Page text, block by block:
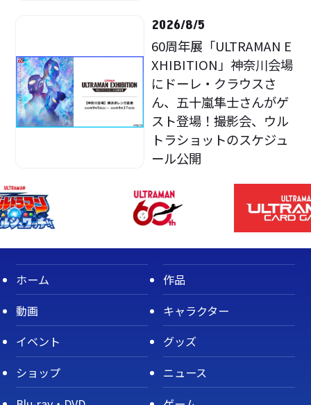
2026/8/5
60周年展「ULTRAMAN E
XHIBITION」神奈川会場
にドーレ・クラウスさ
ん、五十嵐隼士さんがゲ
スト登場！撮影会、ウル
トラショットのスケジュ
ール公開
ホーム
作品
動画
キャラクター
イベント
グッズ
ショップ
ニュース